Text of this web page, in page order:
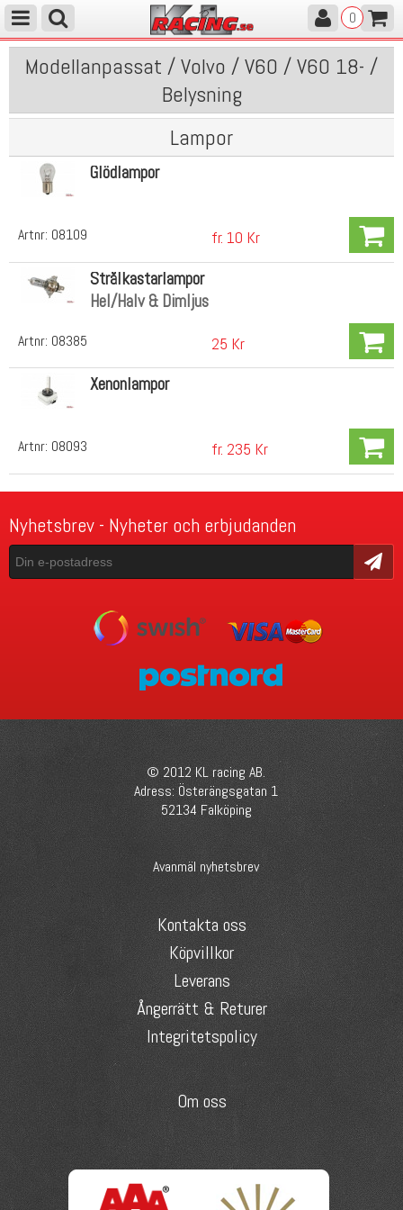
0
Modellanpassat / Volvo / V60 / V60 18- /
Belysning
Lampor
Artnr: 08109
Glödlampor
fr. 10 Kr
Artnr: 08385
Strålkastarlampor
Hel/Halv & Dimljus
25 Kr
Artnr: 08093
Xenonlampor
fr. 235 Kr
Nyhetsbrev - Nyheter och erbjudanden
Skicka
© 2012 KL racing AB.
Adress: Österängsgatan 1
52134 Falköping
Avanmäl nyhetsbrev
Kontakta oss
Köpvillkor
Leverans
Ångerrätt & Returer
Integritetspolicy
Om oss